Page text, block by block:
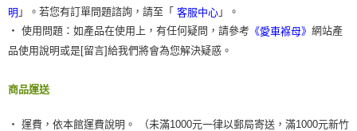
恩沛科技股份有限公司將有權停止該用戶之使用額度並採取法律行動。
明 」。若您有訂單問題諮詢，請至「 客服中心 」。
‧ 使用問題：如產品在使用上，有任何疑問，請參考 《愛車褓母》 網站產
品使用說明或是[留言]給我們將會為您解決疑惑。
商品運送
‧ 運費，依本館運費說明。 （未滿1000元一律以郵局寄送，滿1000元新竹